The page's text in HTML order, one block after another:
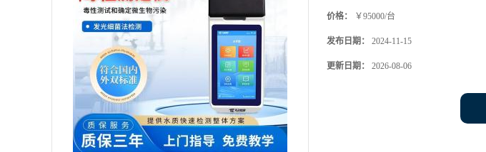
价格： ￥95000/台
发布日期： 2024-11-15
更新日期： 2026-08-06